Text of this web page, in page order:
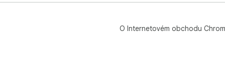
O Internetovém obchodu